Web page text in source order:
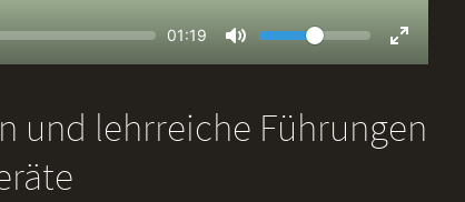
Current
01:19
Mute
Volume
Fullscreen
und lehrreiche Führungen